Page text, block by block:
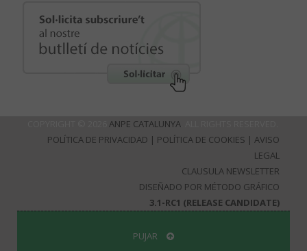
ANPE CATALUNYA
POLÍTICA DE PRIVACIDAD | POLÍTICA DE COOKIES | AVISO
LEGAL
CLAUSULA NEWSLETTER
DISEÑADO POR MÉTODO GRÁFICO
3.1-RC1 (RELEASE CANDIDATE)
PUJAR